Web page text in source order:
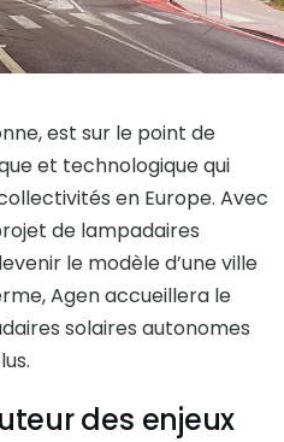
est sur le point de
et technologique qui
en Europe. Avec
de lampadaires
le modèle d’une ville
Agen accueillera le
solaires autonomes
des enjeux